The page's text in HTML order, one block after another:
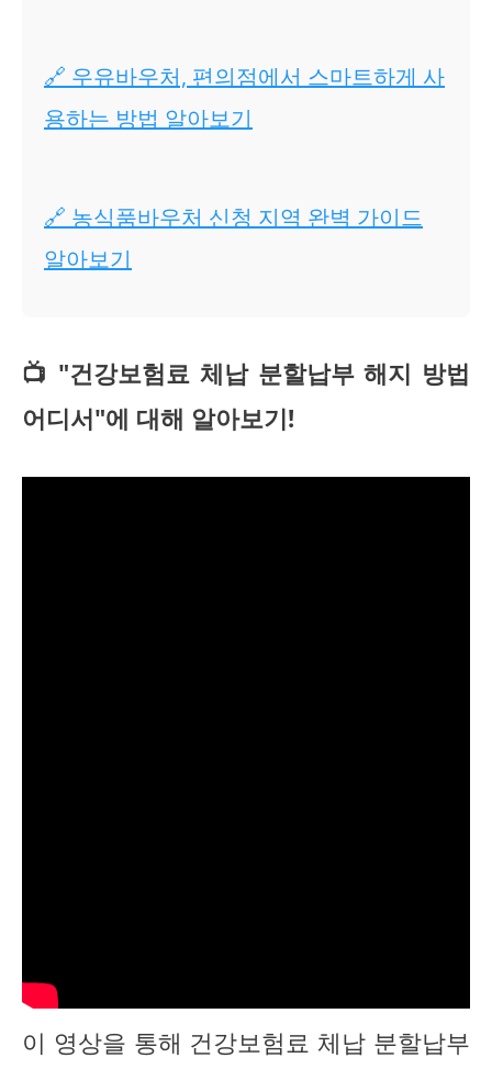
🔗 우유바우처, 편의점에서 스마트하게 사
용하는 방법 알아보기
🔗 농식품바우처 신청 지역 완벽 가이드
알아보기
📺 "건강보험료 체납 분할납부 해지 방법
어디서"에 대해 알아보기!
이 영상을 통해 건강보험료 체납 분할납부